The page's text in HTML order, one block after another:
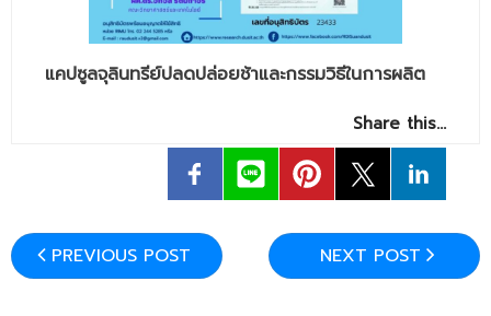
- ข่าวประชาสัมพันธ์
- กิจกรรม
- ทุน/สมัครงาน/ศึกษาต่อ
ผลงานคณะ
- ฐานข้อมูลงานวิจัย
แคปซูลจุลินทรีย์ปลดปล่อยช้าและกรรมวิธีในการผลิต
Share this…
PREVIOUS POST NEXT POST